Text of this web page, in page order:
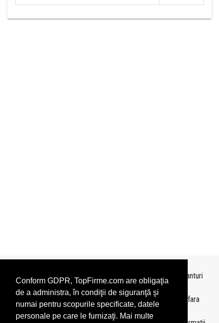
Conform GDPR, TopFirme.com are obligaţia
de a administra, în condiţii de siguranţă şi
numai pentru scopurile specificate, datele
personale pe care le furnizaţi. Mai multe
Topurile sunt realizate deTopFirme
pe baza ultimelor bilanturi
depuse si au scop informativ.
Este interzisa folosirea topurilor fara acordul TopFirme si fara
precizarea sursei.